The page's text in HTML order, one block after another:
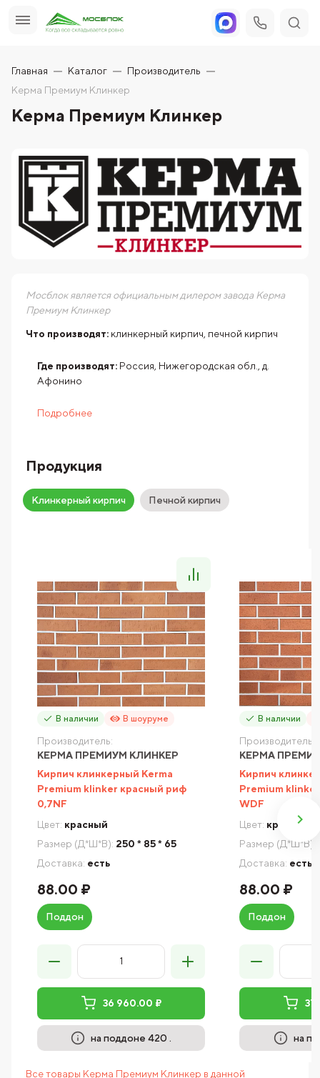
Главная Каталог
Производитель
Керма Премиум Клинкер
Керма Премиум Клинкер
Мосблок является официальным дилером завода Керма
Премиум Клинкер
Что производят: клинкерный кирпич, печной кирпич
Где производят: Россия, Нижегородская обл., д.
Афонино
Подробнее
Продукция
Клинкерный кирпич Печной кирпич
В наличии В шоуруме
Производитель:
КЕРМА ПРЕМИУМ КЛИНКЕР
Кирпич клинкерный Kerma
Premium klinker красный риф
0,7NF
Цвет: красный
Размер (Д*Ш*В): 250 * 85 * 65
Доставка: есть
88.00 ₽
Поддон
36 960.00 ₽
на поддоне 420 .
В наличии
Производитель:
КЕРМА
Кирпич
Premium
WDF
Цвет: красный
Размер (Д*Ш*В):
Доставка: есть
88.00 ₽
Поддон
37
на
Все товары Керма Премиум Клинкер в данной